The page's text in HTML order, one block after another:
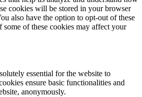
cookies will be stored in your browser
also have the option to opt-out of these
of these cookies may affect your
essential for the website to
ensure basic functionalities and
anonymously.